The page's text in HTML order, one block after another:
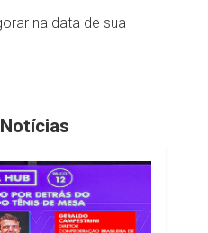
na data de sua